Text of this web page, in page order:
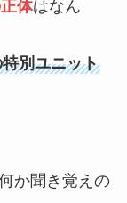
体はなん
別ユニット
か聞き覚えの